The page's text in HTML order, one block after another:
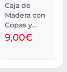
Caja de
Madera con
Copas y
Piedras para
Enfriar
9,00€